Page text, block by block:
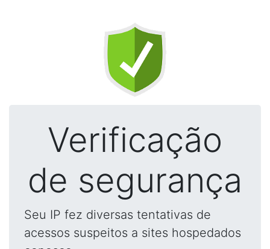
Verificação
de segurança
Seu IP fez diversas tentativas de
acessos suspeitos a sites hospedados